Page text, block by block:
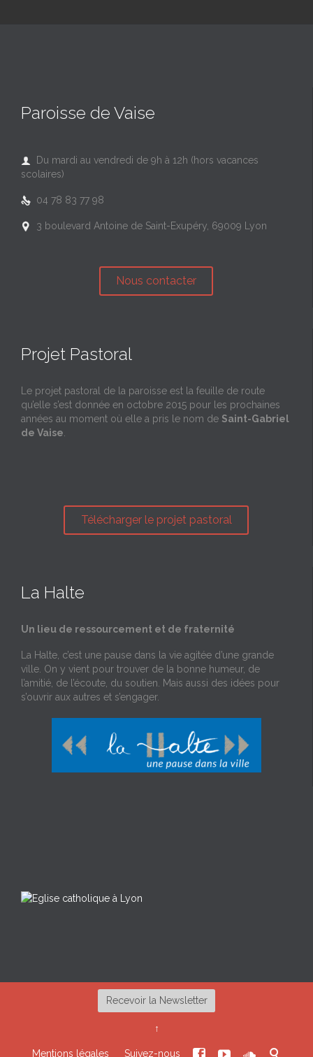
Paroisse de Vaise

Du mardi au vendredi de 9h à 12h (hors vacances
scolaires)
 04 78 83 77 98
 3 boulevard Antoine de Saint-Exupéry, 69009 Lyon
Nous contacter
Projet Pastoral
Le projet pastoral de la paroisse est la feuille de route
qu’elle s’est donnée en octobre 2015 pour les prochaines
années au moment où elle a pris le nom de Saint-Gabriel
de Vaise
Télécharger le projet pastoral
La Halte
Un lieu de ressourcement et de fraternité
La Halte, c’est une pause dans la vie agitée d’une grande
ville. On y vient pour trouver de la bonne humeur, de
l’amitié, de l’écoute, du soutien. Mais aussi des idées pour
s’ouvrir aux autres et s’engager.
Recevoir la Newsletter
↑
Mentions légales Suivez-nous    